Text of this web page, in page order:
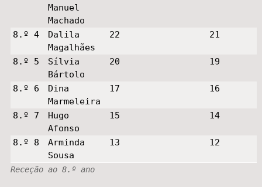
Receção ao 8.º ano
Manuel
Machado
8.º 4
Dalila
Magalhães
22 21
8.º 5
Sílvia
Bártolo
20 19
8.º 6
Dina
Marmeleira
17 16
8.º 7
Hugo
Afonso
15 14
8.º 8
Arminda
Sousa
13 12